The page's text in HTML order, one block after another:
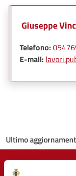
Giuseppe
Telefono:
E-mail:
Ultimo